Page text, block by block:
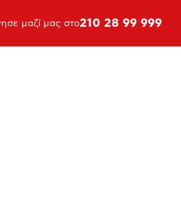
μαζί μας στο210 28 99 999